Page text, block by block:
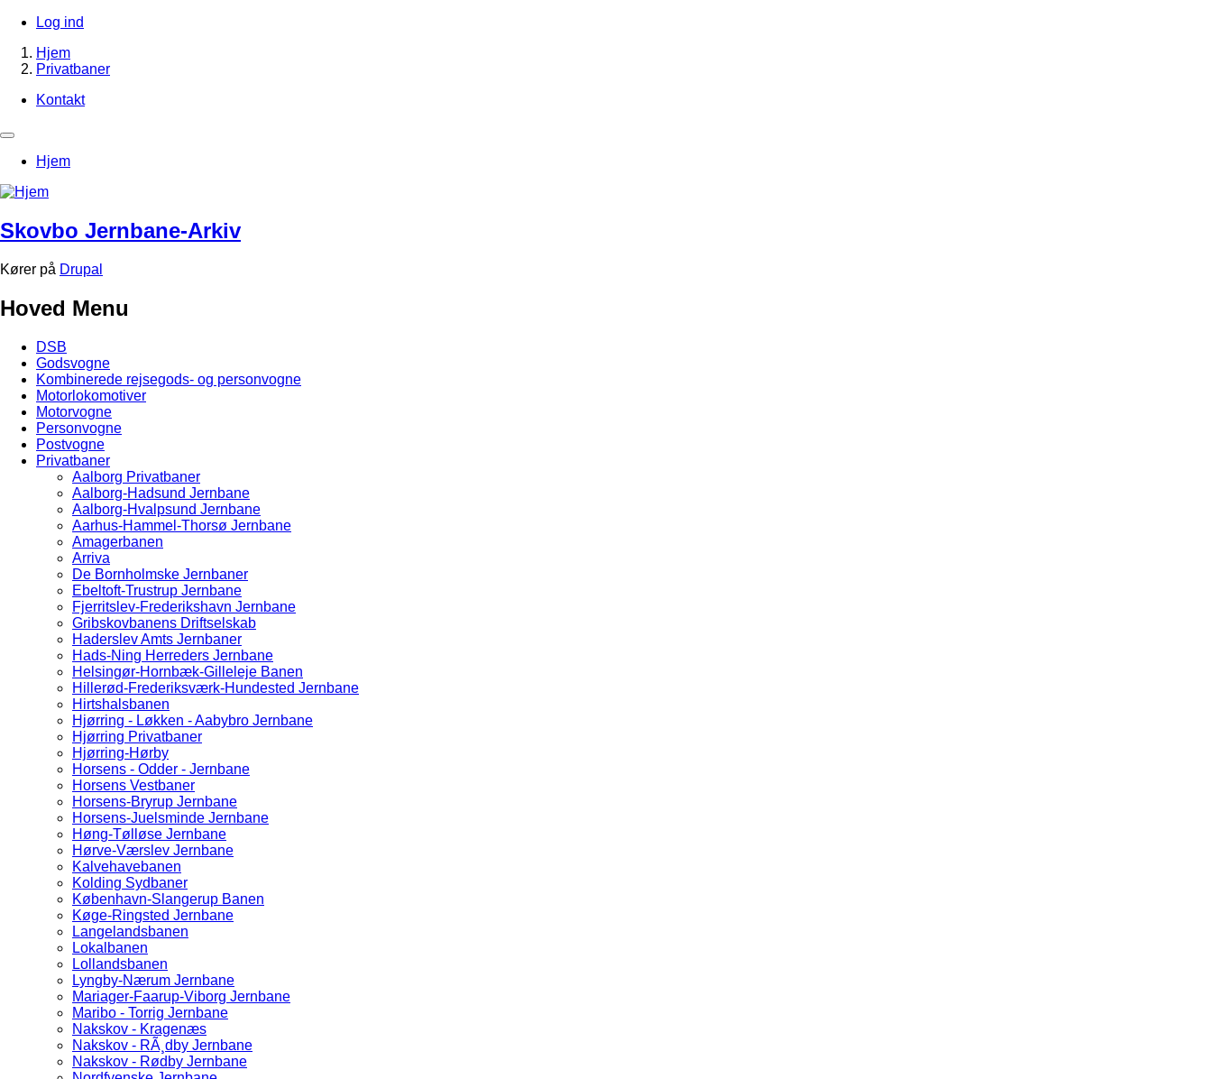
hovedindhold
Brugerkontomenu
Log ind
Brødkrumme
Hjem
Privatbaner
Kontakt
Primær
navigation
Hjem
Skovbo Jernbane-Arkiv
Kører på Drupal
Hoved Menu
DSB
Godsvogne
Kombinerede rejsegods- og personvogne
Motorlokomotiver
Motorvogne
Personvogne
Postvogne
Privatbaner
Aalborg Privatbaner
Aalborg-Hadsund Jernbane
Aalborg-Hvalpsund Jernbane
Aarhus-Hammel-Thorsø Jernbane
Amagerbanen
Arriva
De Bornholmske Jernbaner
Ebeltoft-Trustrup Jernbane
Fjerritslev-Frederikshavn Jernbane
Gribskovbanens Driftselskab
Haderslev Amts Jernbaner
Hads-Ning Herreders Jernbane
Helsingør-Hornbæk-Gilleleje Banen
Hillerød-Frederiksværk-Hundested Jernbane
Hirtshalsbanen
Hjørring - Løkken - Aabybro Jernbane
Hjørring Privatbaner
Hjørring-Hørby
Horsens - Odder - Jernbane
Horsens Vestbaner
Horsens-Bryrup Jernbane
Horsens-Juelsminde Jernbane
Høng-Tølløse Jernbane
Hørve-Værslev Jernbane
Kalvehavebanen
Kolding Sydbaner
København-Slangerup Banen
Køge-Ringsted Jernbane
Langelandsbanen
Lokalbanen
Lollandsbanen
Lyngby-Nærum Jernbane
Mariager-Faarup-Viborg Jernbane
Maribo - Torrig Jernbane
Nakskov - Kragenæs
Nakskov - RÃ¸dby Jernbane
Nakskov - Rødby Jernbane